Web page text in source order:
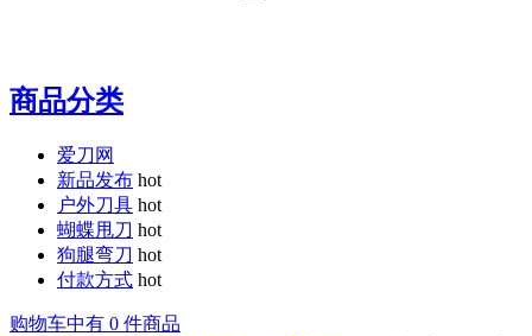
商品分类
爱刀网
新品发布 hot
户外刀具 hot
蝴蝶甩刀 hot
狗腿弯刀 hot
付款方式 hot
购物车中有 0 件商品